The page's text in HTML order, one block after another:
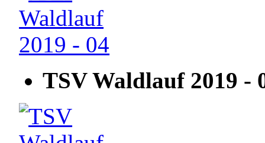
TSV Waldlauf 2019 -